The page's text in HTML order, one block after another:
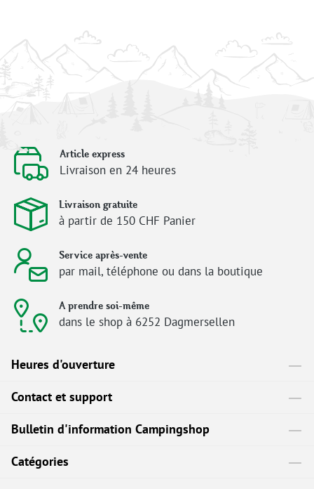
Article express
Livraison en 24 heures
Livraison gratuite
à partir de 150 CHF Panier
Service après-vente
par mail, téléphone ou dans la boutique
A prendre soi-même
dans le shop à 6252 Dagmersellen
Heures d'ouverture
Contact et support
Bulletin d'information Campingshop
Catégories